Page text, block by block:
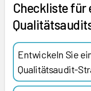
Checkliste für
Entwickeln Sie
Qualitätsaudit-